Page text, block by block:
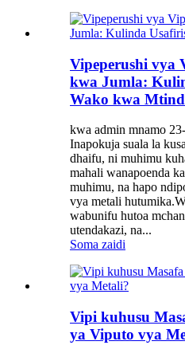
Vipeperushi vya
kwa Jumla:
Wako kwa
kwa admin mnamo
Inapokuja suala la
dhaifu, ni muhimu
mahali wanapoenda
muhimu, na hapo
vya metali
wabunifu hutoa
utendakazi, na...
Soma zaidi
Vipi kuhusu
ya Viputo vya